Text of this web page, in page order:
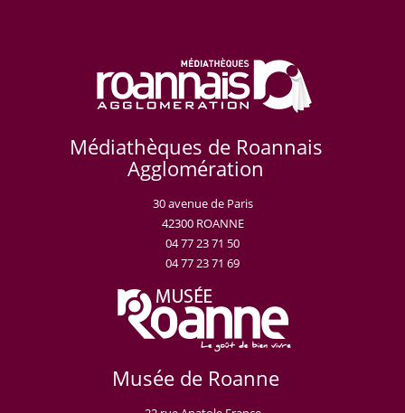
Médiathèques de Roannais
Agglomération
30 avenue de Paris
42300 ROANNE
04 77 23 71 50
04 77 23 71 69
Musée de Roanne